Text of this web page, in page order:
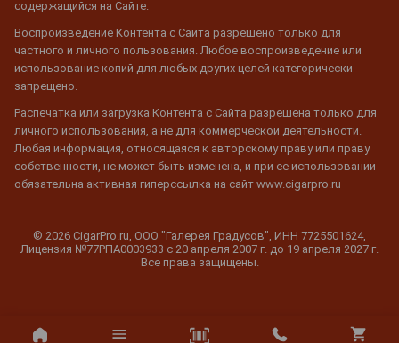
содержащийся на Сайте.
Воспроизведение Контента с Сайта разрешено только для
частного и личного пользования. Любое воспроизведение или
использование копий для любых других целей категорически
запрещено.
Распечатка или загрузка Контента с Сайта разрешена только для
личного использования, а не для коммерческой деятельности.
Любая информация, относящаяся к авторскому праву или праву
собственности, не может быть изменена, и при ее использовании
обязательна активная гиперссылка на сайт www.cigarpro.ru
© 2026 CigarPro.ru, ООО "Галерея Градусов", ИНН 7725501624,
Лицензия №77РПА0003933 c 20 апреля 2007 г. до 19 апреля 2027 г.
Все права защищены.